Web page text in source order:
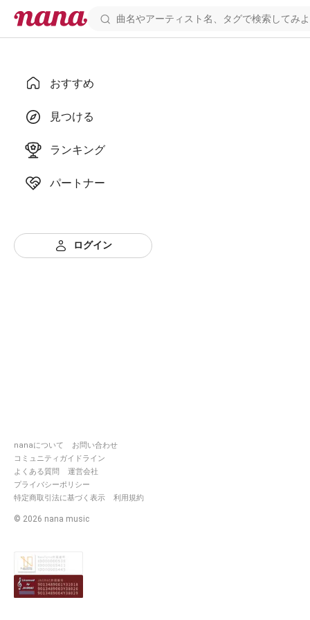
おすすめ
見つける
ランキング
パートナー
ログイン
nanaについて
お問い合わせ
コミュニティガイドライン
よくある質問
運営会社
プライバシーポリシー
特定商取引法に基づく表示
利用規約
© 2026 nana music